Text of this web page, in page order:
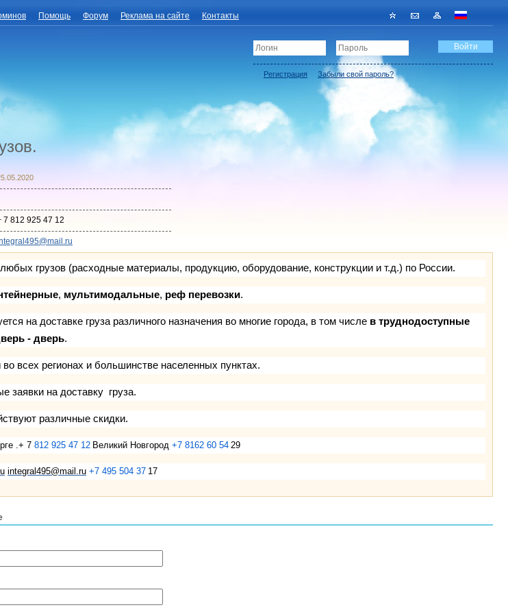
Помощь Форум Реклама на сайте Контакты
Регистрация Забыли свой пароль?
7 812 925 47 12
грузов (расходные материалы, продукцию, оборудование, конструкции и т.д.) по России.
, мультимодальные, реф перевозки.
на доставке груза различного назначения во многие города, в том числе в труднодоступные
- дверь.
всех регионах и большинстве населенных пунктах.
заявки на доставку груза.
различные скидки.
.+ 7 812 925 47 12 Великий Новгород +7 8162 60 54 29
integral495@mail.ru +7 495 504 37 17